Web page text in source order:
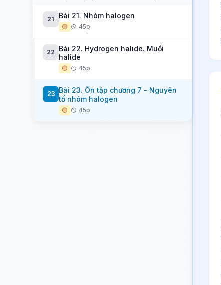
21 Bài 21. Nhóm halogen
🟡 45p
22
Bài 22. Hydrogen halide. Muối
halide
🟡 45p
23
Bài 23. Ôn tập chương 7 - Nguyên
tố nhóm halogen
🟡 45p